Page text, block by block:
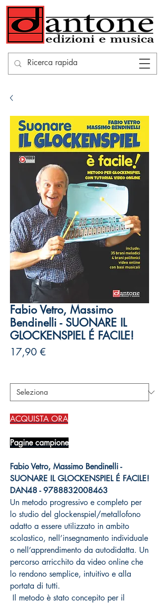
Fabio Vetro, Massimo
Bendinelli - SUONARE IL
GLOCKENSPIEL É FACILE!
17,90 €Prezzo
ACQUISTA ORA
Pagine campione
Fabio Vetro, Massimo Bendinelli -
SUONARE IL GLOCKENSPIEL É FACILE!
DAN48 - 9788832008463
Un metodo progressivo e completo per
lo studio del glockenspiel/metallofono
adatto a essere utilizzato in ambito
scolastico, nell’insegnamento individuale
o nell’apprendimento da autodidatta. Un
percorso arricchito da video online che
lo rendono semplice, intuitivo e alla
portata di tutti.
Il metodo è stato concepito per il